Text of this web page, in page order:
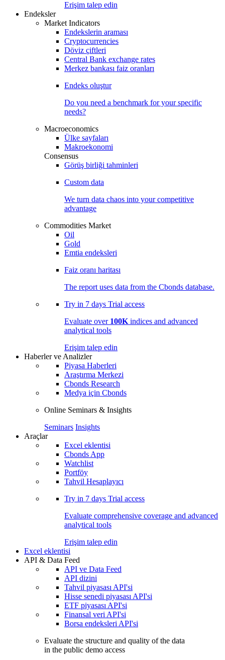
Erişim talep edin
Endeksler
Market Indicators
Endekslerin araması
Cryptocurrencies
Döviz çiftleri
Central Bank exchange rates
Merkez bankası faiz oranları
Endeks oluştur
Do you need a benchmark for your specific
needs?
Macroeconomics
Ülke sayfaları
Makroekonomi
Consensus
Görüş birliği tahminleri
Custom data
We turn data chaos into your competitive
advantage
Commodities Market
Oil
Gold
Emtia endeksleri
Faiz oranı haritası
The report uses data from the Cbonds database.
Try in 7 days Trial access
Evaluate over 100K indices and advanced
analytical tools
Erişim talep edin
Haberler ve Analizler
Piyasa Haberleri
Araştırma Merkezi
Cbonds Research
Medya için Cbonds
Online Seminars & Insights
Seminars Insights
Araçlar
Excel eklentisi
Cbonds App
Watchlist
Portföy
Tahvil Hesaplayıcı
Try in 7 days Trial access
Evaluate comprehensive coverage and advanced
analytical tools
Erişim talep edin
Excel eklentisi
API & Data Feed
API ve Data Feed
API dizini
Tahvil piyasası API'si
Hisse senedi piyasası API'si
ETF piyasası API'si
Finansal veri API'si
Borsa endeksleri API'si
Evaluate the structure and quality of the data
in the public demo access